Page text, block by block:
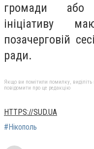
громади або
ініціативу
позачерговій
ради.
Якщо ви помітили помилку, виділіть
повідомити про це редакцію
HTTPS://SUD.UA
#Нікополь